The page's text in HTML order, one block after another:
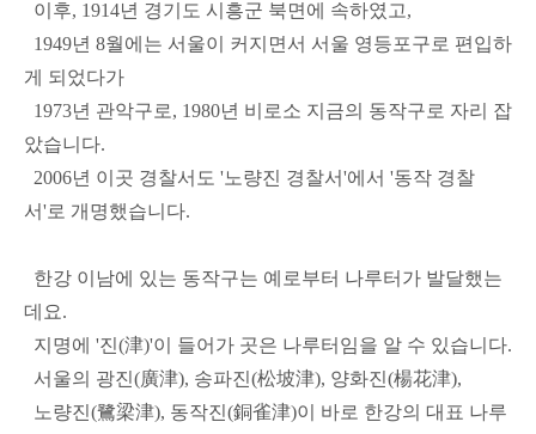
이후, 1914년 경기도 시흥군 북면에 속하였고,
1949년 8월에는 서울이 커지면서 서울 영등포구로 편입하
게 되었다가
1973년 관악구로, 1980년 비로소 지금의 동작구로 자리 잡
았습니다.
2006년 이곳 경찰서도 '노량진 경찰서'에서 '동작 경찰
서'로 개명했습니다.
한강 이남에 있는 동작구는 예로부터 나루터가 발달했는
데요.
지명에 '진(津)'이 들어가 곳은 나루터임을 알 수 있습니다.
서울의 광진(廣津), 송파진(松坡津), 양화진(楊花津),
노량진(鷺梁津), 동작진(銅雀津)이 바로 한강의 대표 나루